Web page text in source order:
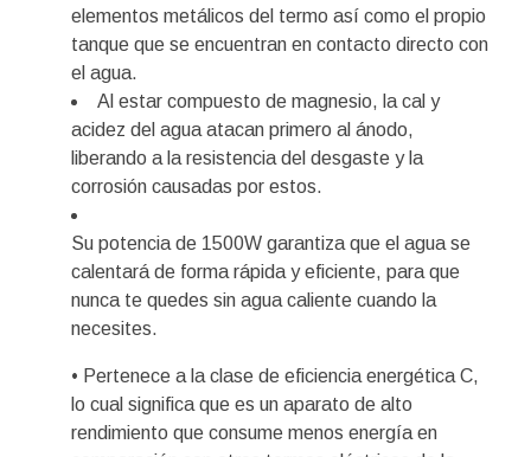
elementos metálicos del termo así como el propio
tanque que se encuentran en contacto directo con
el agua.
Al estar compuesto de magnesio, la cal y
acidez del agua atacan primero al ánodo,
liberando a la resistencia del desgaste y la
corrosión causadas por estos.
Su potencia de 1500W garantiza que el agua se
calentará de forma rápida y eficiente, para que
nunca te quedes sin agua caliente cuando la
necesites.
• Pertenece a la clase de eficiencia energética C,
lo cual significa que es un aparato de alto
rendimiento que consume menos energía en